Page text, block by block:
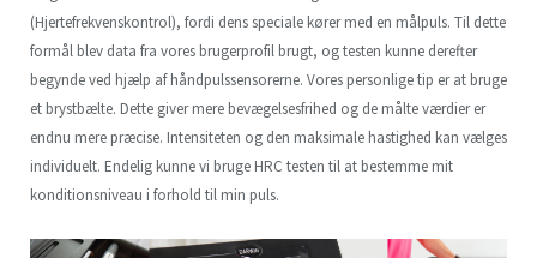
(Hjertefrekvenskontrol), fordi dens speciale kører med en målpuls. Til dette
formål blev data fra vores brugerprofil brugt, og testen kunne derefter
begynde ved hjælp af håndpulssensorerne. Vores personlige tip er at bruge
et brystbælte. Dette giver mere bevægelsesfrihed og de målte værdier er
endnu mere præcise. Intensiteten og den maksimale hastighed kan vælges
individuelt. Endelig kunne vi bruge HRC testen til at bestemme mit
konditionsniveau i forhold til min puls.